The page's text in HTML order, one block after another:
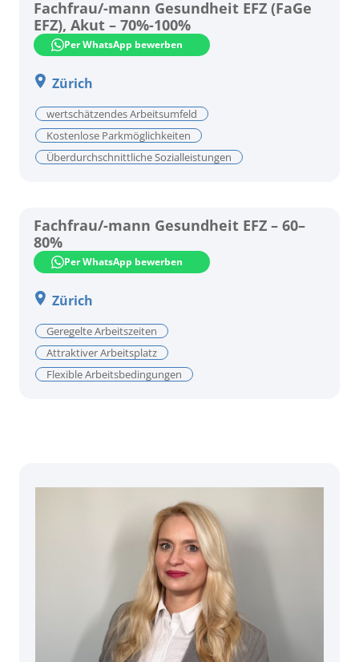
Fachfrau/-mann Gesundheit EFZ (FaGe
EFZ), Akut – 70%-100%
Per WhatsApp bewerben
Zürich
wertschätzendes Arbeitsumfeld
Kostenlose Parkmöglichkeiten
Überdurchschnittliche Sozialleistungen
Fachfrau/-mann Gesundheit EFZ – 60–
80%
Per WhatsApp bewerben
Zürich
Geregelte Arbeitszeiten
Attraktiver Arbeitsplatz
Flexible Arbeitsbedingungen